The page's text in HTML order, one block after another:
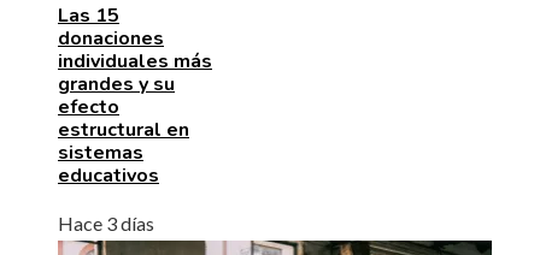
Las 15
donaciones
individuales más
grandes y su
efecto
estructural en
sistemas
educativos
Hace 3 días